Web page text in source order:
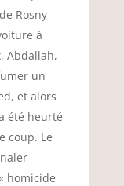
Rosny
à
Abdallah,
un
et alors
été heurté
coup. Le
homicide